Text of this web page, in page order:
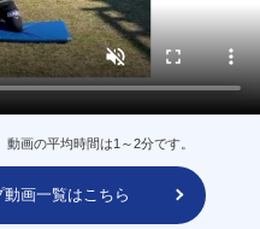
画の平均時間は1～2分です。
画一覧はこちら